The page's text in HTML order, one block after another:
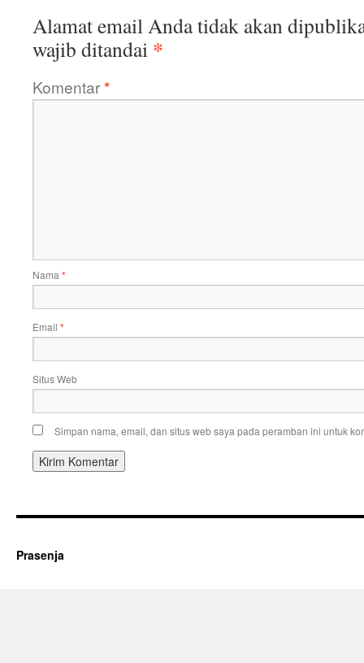
Alamat email Anda tidak akan
wajib ditandai *
Komentar*
Nama *
Email *
Situs Web
Simpan nama, email, dan situs web saya pada peramban ini untuk
Prasenja